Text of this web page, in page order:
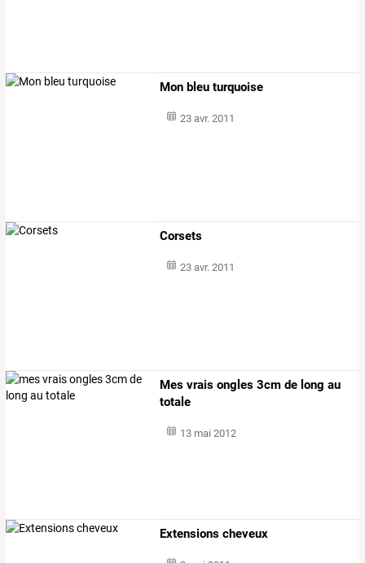
Mon bleu turquoise
23 avr. 2011
Corsets
23 avr. 2011
Mes vrais ongles 3cm de long au
totale
13 mai 2012
Extensions cheveux